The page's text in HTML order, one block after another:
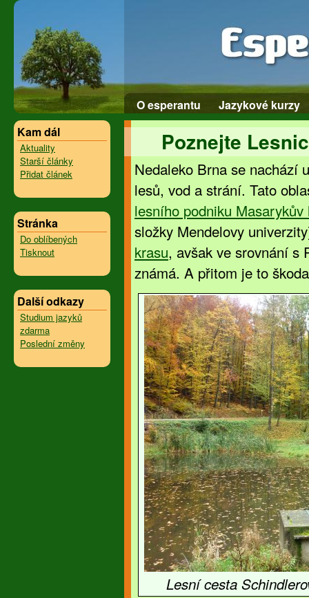
O esperantu
Jazykové kurzy
Kam dál
Aktuality
Starší články
Přidat článek
Stránka
Do oblíbených
Tisknout
Další odkazy
Studium jazyků
zdarma
Poslední změny
Poznejte
Nedaleko Brna se nachází
lesů, vod a strání. Tato
lesního podniku
složky Mendelovy
krasu, avšak ve srovnání s
známá. A přitom je to
Lesní cesta